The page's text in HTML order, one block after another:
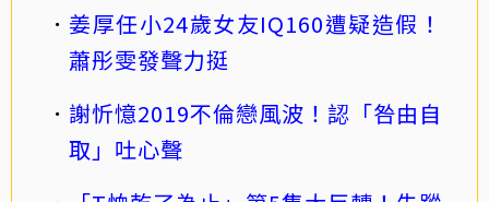
姜厚任小24歲女友IQ160遭疑造假！
蕭彤雯發聲力挺
謝忻憶2019不倫戀風波！認「咎由自
取」吐心聲